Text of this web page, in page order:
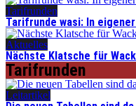
Tarifrunden
Tarifrunde wasi: In
Aktuelles
Nächste Klatsche für
Tarifrunden
Leitartikel